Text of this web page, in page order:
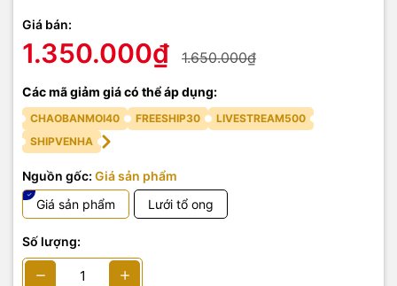
Giá bán:
1.350.000₫ 1.650.000₫
Các mã giảm giá có thể áp dụng:
CHAOBANMOI40 FREESHIP30
LIVESTREAM500
SHIPVENHA
Nguồn gốc: Giá sản phẩm
Giá sản phẩm
Lưới tổ ong
Số lượng: